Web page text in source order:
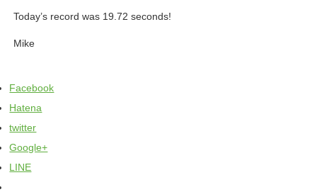
Today’s record was 19.72 seconds!
Mike
Facebook
Hatena
twitter
Google+
LINE